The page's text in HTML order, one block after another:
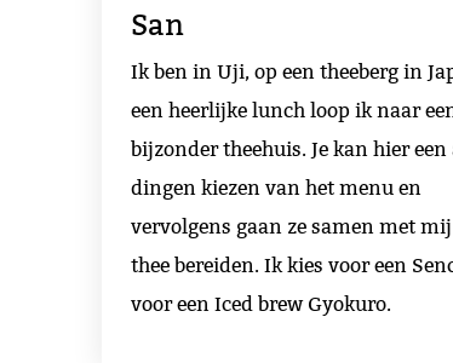
San
Ik ben in Uji, op een theeberg in
een heerlijke lunch loop ik naar
bijzonder theehuis. Je kan hier
dingen kiezen van het menu en
vervolgens gaan ze samen met
thee bereiden. Ik kies voor een
voor een Iced brew Gyokuro.